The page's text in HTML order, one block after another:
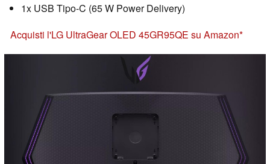
1x USB Tipo-C (65 W Power Delivery)
Acquisti l'LG UltraGear OLED 45GR95QE su Amazon